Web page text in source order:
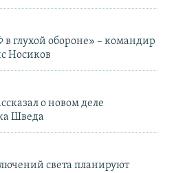
глухой обороне» – командир
Носиков
о новом деле
Шведа
света планируют